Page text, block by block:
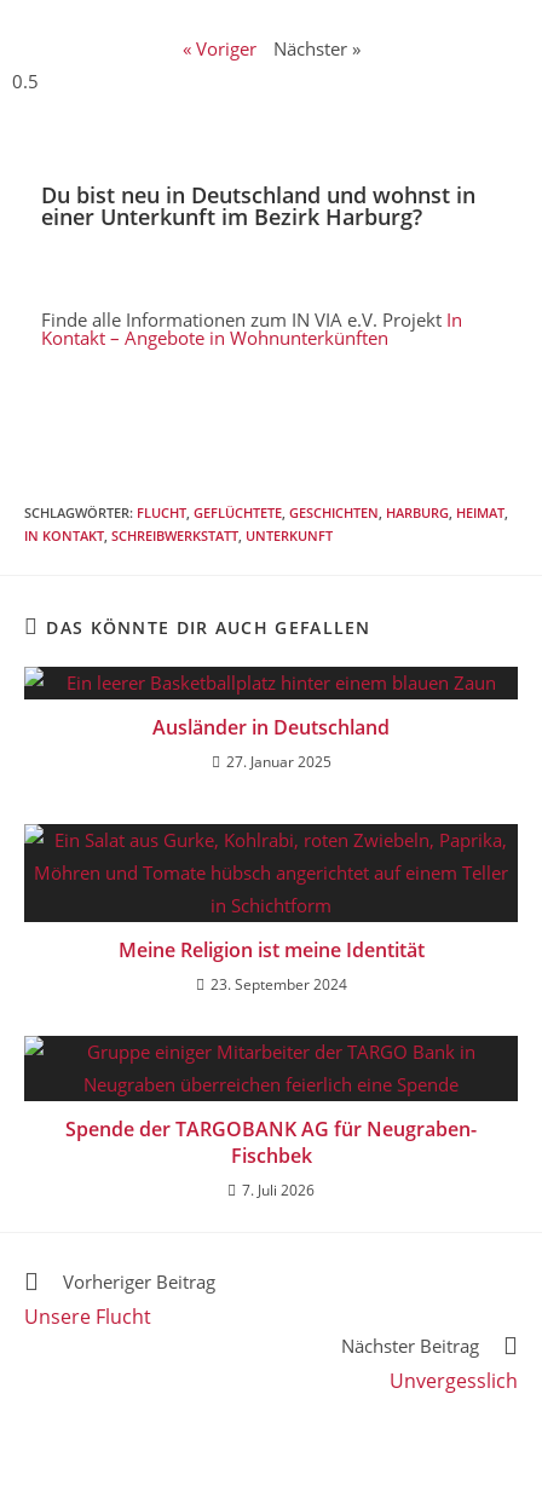
« Voriger Nächster »
Du bist neu in Deutschland und wohnst in
einer Unterkunft im Bezirk Harburg?
Finde alle Informationen zum IN VIA e.V. Projekt In
Kontakt – Angebote in Wohnunterkünften
SCHLAGWÖRTER: FLUCHT, GEFLÜCHTETE, GESCHICHTEN, HARBURG, HEIMAT,
IN KONTAKT, SCHREIBWERKSTATT, UNTERKUNFT
DAS KÖNNTE DIR AUCH GEFALLEN
Ausländer in Deutschland
27. Januar 2025
Meine Religion ist meine Identität
23. September 2024
Spende der TARGOBANK AG für Neugraben-
Fischbek
7. Juli 2026
Vorheriger Beitrag
Unsere Flucht
Nächster Beitrag
Unvergesslich